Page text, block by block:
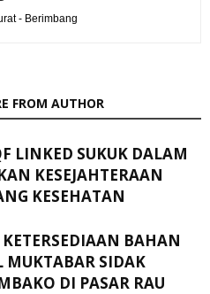
- Berimbang
FROM AUTHOR
LINKED SUKUK DALAM
KESEJAHTERAAN
KESEHATAN
BAHAN
MUKTABAR SIDAK
DI PASAR RAU